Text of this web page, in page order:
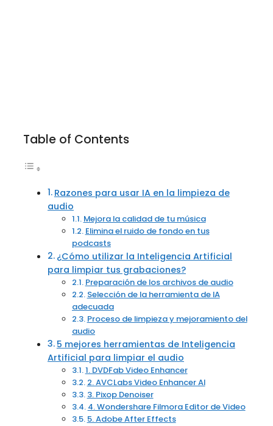
Table of Contents
Razones para usar IA en la limpieza de
audio
Mejora la calidad de tu música
Elimina el ruido de fondo en tus
podcasts
¿Cómo utilizar la Inteligencia Artificial
para limpiar tus grabaciones?
Preparación de los archivos de audio
Selección de la herramienta de IA
adecuada
Proceso de limpieza y mejoramiento del
audio
5 mejores herramientas de Inteligencia
Artificial para limpiar el audio
1. DVDFab Video Enhancer
2. AVCLabs Video Enhancer AI
3. Pixop Denoiser
4. Wondershare Filmora Editor de Video
5. Adobe After Effects